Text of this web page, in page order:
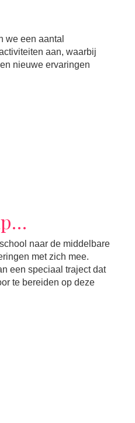
we een aantal
aan, waarbij
nieuwe ervaringen
naar de middelbare
met zich mee.
een speciaal traject dat
te bereiden op deze